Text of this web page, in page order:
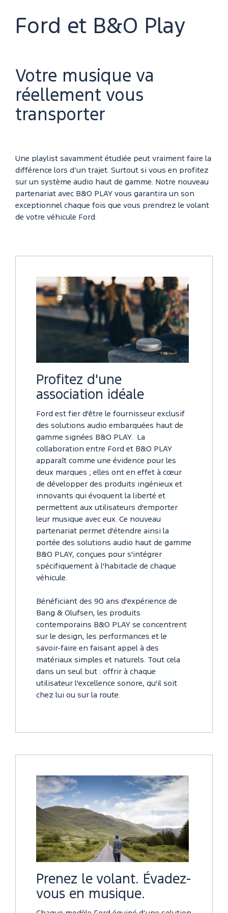
Ford et B&O Play
Votre musique va
réellement vous
transporter
Une playlist savamment étudiée peut vraiment faire la
différence lors d’un trajet. Surtout si vous en profitez
sur un système audio haut de gamme. Notre nouveau
partenariat avec B&O PLAY vous garantira un son
exceptionnel chaque fois que vous prendrez le volant
de votre véhicule Ford.
Profitez d'une
association idéale
Ford est fier d'être le fournisseur exclusif
des solutions audio embarquées haut de
gamme signées B&O PLAY. La
collaboration entre Ford et B&O PLAY
apparaît comme une évidence pour les
deux marques ; elles ont en effet à cœur
de développer des produits ingénieux et
innovants qui évoquent la liberté et
permettent aux utilisateurs d'emporter
leur musique avec eux. Ce nouveau
partenariat permet d'étendre ainsi la
portée des solutions audio haut de gamme
B&O PLAY, conçues pour s'intégrer
spécifiquement à l'habitacle de chaque
véhicule.
Bénéficiant des 90 ans d'expérience de
Bang & Olufsen, les produits
contemporains B&O PLAY se concentrent
sur le design, les performances et le
savoir-faire en faisant appel à des
matériaux simples et naturels. Tout cela
dans un seul but : offrir à chaque
utilisateur l'excellence sonore, qu'il soit
chez lui ou sur la route.
Prenez le volant. Évadez-
vous en musique.